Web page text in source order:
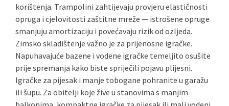
korištenja. Trampolini zahtijevaju provjeru elastičnosti
opruga i cjelovitosti zaštitne mreže — istrošene opruge
smanjuju amortizaciju i povećavaju rizik od ozljeda.
Zimsko skladištenje važno je za prijenosne igračke.
Napuhavajuće bazene i vodene igračke temeljito osušite
prije spremanja kako biste spriječili pojavu plijesni.
Igračke za pijesak i manje tobogane pohranite u garažu
ili šupu. Za obitelji koje žive u stanovima s manjim